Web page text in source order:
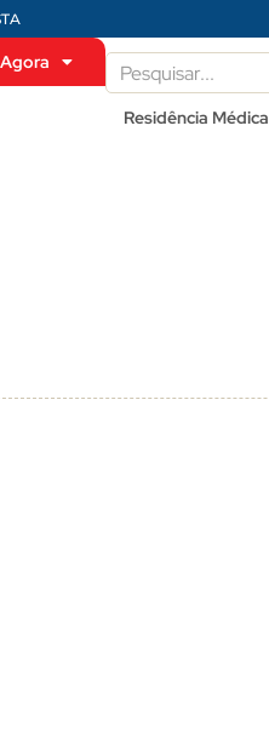
Residência Médica